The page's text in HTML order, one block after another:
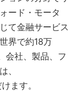
ード・モータ
て金融サービス
界で約18万
会社、製品、フ
、
ます。